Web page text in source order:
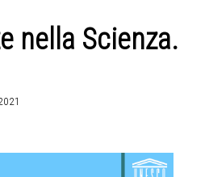
nella Scienza.